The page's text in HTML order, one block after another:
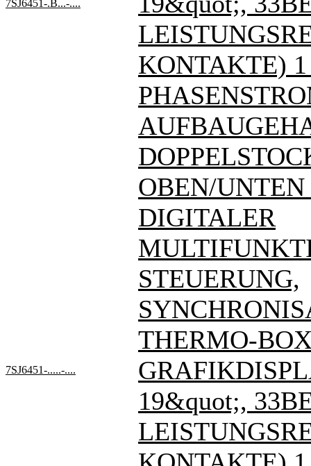
7SJ6451-.B...-....
KONTAKTE)
OBEN/UNTEN
7SJ6451-.....-....
DIGITALER
STEUERUNG,
THERMO-
19&quot;,